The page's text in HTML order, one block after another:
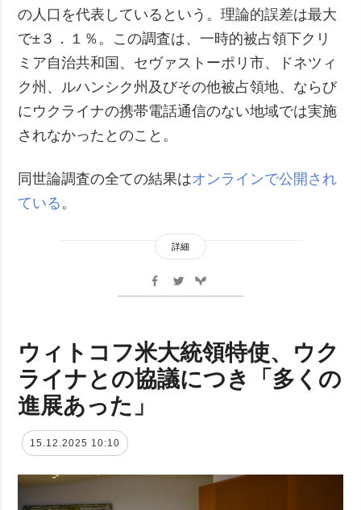
の人口を代表しているという。理論的誤差は最大
で±３．１％。この調査は、一時的被占領下クリ
ミア自治共和国、セヴァストーポリ市、ドネツィ
ク州、ルハンシク州及びその他被占領地、ならび
にウクライナの携帯電話通信のない地域では実施
されなかったとのこと。
同世論調査の全ての結果はオンラインで公開され
ている 。
詳細
ウィトコフ米大統領特使、ウク
ライナとの協議につき「多くの
進展あった」
15.12.2025 10:10